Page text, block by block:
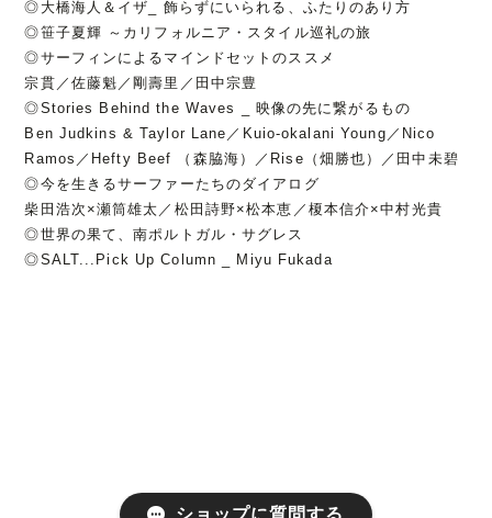
◎大橋海人＆イザ_ 飾らずにいられる、ふたりのあり方
◎笹子夏輝 ～カリフォルニア・スタイル巡礼の旅
◎サーフィンによるマインドセットのススメ
宗貫／佐藤魁／剛壽里／田中宗豊
◎Stories Behind the Waves _ 映像の先に繋がるもの
Ben Judkins & Taylor Lane／Kuio-okalani Young／Nico
Ramos／Hefty Beef （森脇海）／Rise（畑勝也）／田中未碧
◎今を生きるサーファーたちのダイアログ
柴田浩次×瀬筒雄太／松田詩野×松本恵／榎本信介×中村光貴
◎世界の果て、南ポルトガル・サグレス
◎SALT...Pick Up Column _ Miyu Fukada
ショップに質問する